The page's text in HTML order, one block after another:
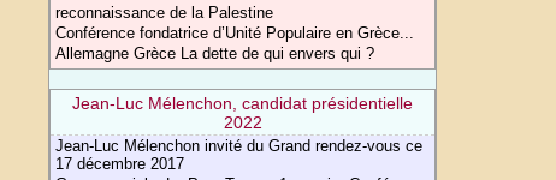
reconnaissance de la Palestine
Conférence fondatrice d’Unité Populaire en Grèce...
Allemagne Grèce La dette de qui envers qui ?
Jean-Luc Mélenchon, candidat présidentielle
2022
Jean-Luc Mélenchon invité du Grand rendez-vous ce
17 décembre 2017